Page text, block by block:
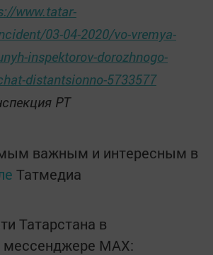
www.tatar-
03-04-2020/vo-vremya-
inspektorov-dorozhnogo-
distantsionno-5733577
РТ
важным и интересным в
Татмедиа
Татарстана в
мессенджере MАХ: